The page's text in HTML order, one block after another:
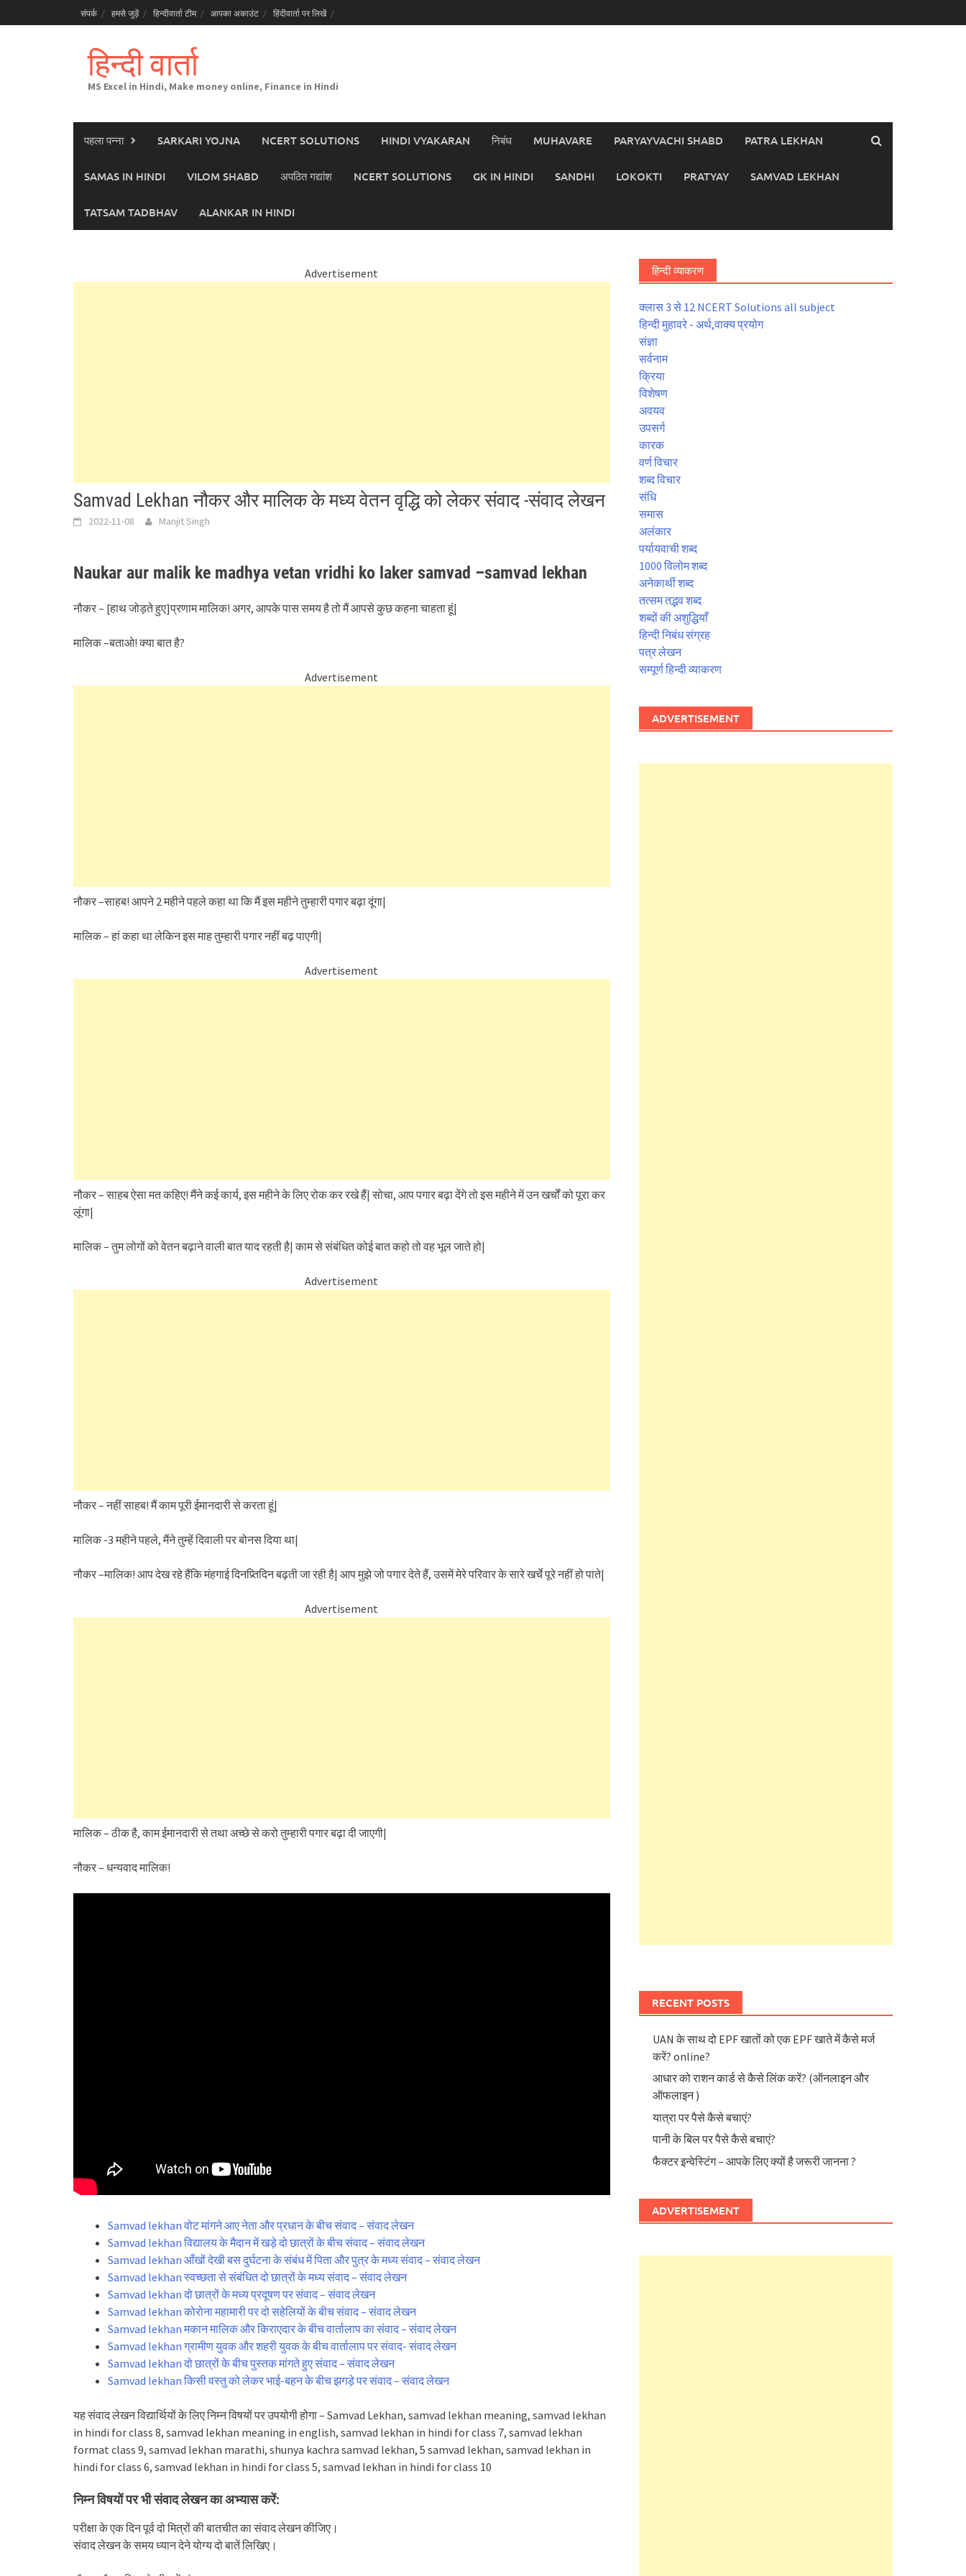
to
संपर्क हमसे जुड़ें हिन्दीवार्ता टीम आपका अकाउंट हिंदीवार्ता पर लिखें
हिन्दी वार्ता
MS Excel in Hindi, Make money online, Finance in Hindi
पहला पन्ना SARKARI YOJNA NCERT SOLUTIONS HINDI VYAKARAN निबंध MUHAVARE PARYAYVACHI SHABD PATRA LEKHAN
SAMAS IN HINDI VILOM SHABD अपठित गद्यांश NCERT SOLUTIONS GK IN HINDI SANDHI LOKOKTI PRATYAY SAMVAD LEKHAN
TATSAM TADBHAV ALANKAR IN HINDI
Advertisement
Samvad Lekhan नौकर और मालिक के मध्य वेतन वृद्धि को लेकर संवाद -संवाद लेखन
2022-11-08 Manjit Singh
Naukar aur malik ke madhya vetan vridhi ko laker samvad –samvad lekhan
नौकर – [हाथ जोड़ते हुए]प्रणाम मालिक! अगर, आपके पास समय है तो मैं आपसे कुछ कहना चाहता हूं|
मालिक –बताओ! क्या बात है?
Advertisement
नौकर –साहब! आपने 2 महीने पहले कहा था कि मैं इस महीने तुम्हारी पगार बढ़ा दूंगा|
मालिक – हां कहा था लेकिन इस माह तुम्हारी पगार नहीं बढ़ पाएगी|
Advertisement
नौकर – साहब ऐसा मत कहिए! मैंने कई कार्य, इस महीने के लिए रोक कर रखे हैं| सोचा, आप पगार बढ़ा देंगे तो इस महीने में उन खर्चों को पूरा कर
लूंगा|
मालिक – तुम लोगों को वेतन बढ़ाने वाली बात याद रहती है| काम से संबंधित कोई बात कहो तो वह भूल जाते हो|
Advertisement
नौकर – नहीं साहब! मैं काम पूरी ईमानदारी से करता हूं|
मालिक -3 महीने पहले, मैंने तुम्हें दिवाली पर बोनस दिया था|
नौकर –मालिक! आप देख रहे हैंकि मंहगाई दिनप्र्तिदिन बढ़ती जा रही है| आप मुझे जो पगार देते हैं, उसमें मेरे परिवार के सारे खर्चे पूरे नहीं हो पाते|
Advertisement
मालिक – ठीक है, काम ईमानदारी से तथा अच्छे से करो तुम्हारी पगार बढ़ा दी जाएगी|
नौकर – धन्यवाद मालिक!
Samvad lekhan वोट मांगने आए नेता और प्रधान के बीच संवाद – संवाद लेखन
Samvad lekhan विद्यालय के मैदान में खड़े दो छात्रों के बीच संवाद – संवाद लेखन
Samvad lekhan आँखों देखी बस दुर्घटना के संबंध में पिता और पुत्र के मध्य संवाद – संवाद लेखन
Samvad lekhan स्वच्छता से संबंधित दो छात्रों के मध्य संवाद – संवाद लेखन
Samvad lekhan दो छात्रों के मध्य प्रदूषण पर संवाद – संवाद लेखन
Samvad lekhan कोरोना महामारी पर दो सहेलियों के बीच संवाद – संवाद लेखन
Samvad lekhan मकान मालिक और किराएदार के बीच वार्तालाप का संवाद – संवाद लेखन
Samvad lekhan ग्रामीण युवक और शहरी युवक के बीच वार्तालाप पर संवाद- संवाद लेखन
Samvad lekhan दो छात्रों के बीच पुस्तक मांगते हुए संवाद – संवाद लेखन
Samvad lekhan किसी वस्तु को लेकर भाई-बहन के बीच झगड़े पर संवाद – संवाद लेखन
यह संवाद लेखन विद्यार्थियों के लिए निम्न विषयों पर उपयोगी होगा – Samvad Lekhan, samvad lekhan meaning, samvad lekhan
in hindi for class 8, samvad lekhan meaning in english, samvad lekhan in hindi for class 7, samvad lekhan
format class 9, samvad lekhan marathi, shunya kachra samvad lekhan, 5 samvad lekhan, samvad lekhan in
hindi for class 6, samvad lekhan in hindi for class 5, samvad lekhan in hindi for class 10
निम्न विषयों पर भी संवाद लेखन का अभ्यास करें:
परीक्षा के एक दिन पूर्व दो मित्रों की बातचीत का संवाद लेखन कीजिए।
संवाद लेखन के समय ध्यान देने योग्य दो बातें लिखिए।
हिन्दी व्याकरण
क्लास 3 से 12 NCERT Solutions all subject
हिन्दी मुहावरे - अर्थ,वाक्य प्रयोग
संज्ञा
सर्वनाम
क्रिया
विशेषण
अवयव
उपसर्ग
कारक
वर्ण विचार
शब्द विचार
संधि
समास
अलंकार
पर्यायवाची शब्द
1000 विलोम शब्द
अनेकार्थी शब्द
तत्सम तद्भव शब्द
शब्दों की अशुद्धियाँ
हिन्दी निबंध संग्रह
पत्र लेखन
सम्पूर्ण हिन्दी व्याकरण
ADVERTISEMENT
RECENT POSTS
UAN के साथ दो EPF खातों को एक EPF खाते में कैसे मर्ज
करें? online?
आधार को राशन कार्ड से कैसे लिंक करें? (ऑनलाइन और
ऑफलाइन )
यात्रा पर पैसे कैसे बचाएं?
पानी के बिल पर पैसे कैसे बचाएं?
फैक्टर इन्वेस्टिंग – आपके लिए क्यों है जरूरी जानना ?
ADVERTISEMENT